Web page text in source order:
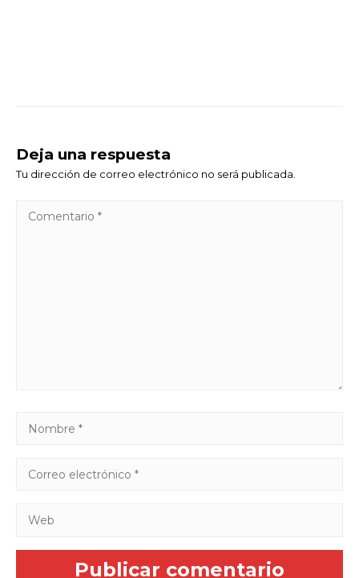
Deja una respuesta
Tu dirección de correo electrónico no será publicada.